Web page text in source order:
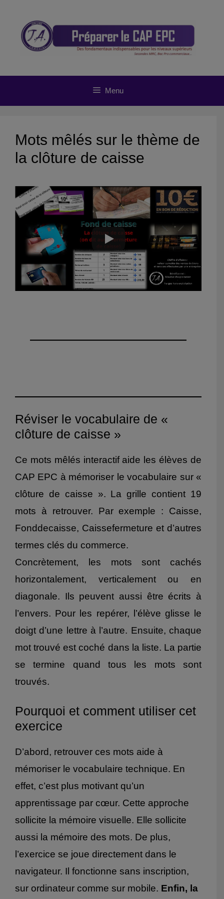
contenu
Menu
Mots mêlés sur le thème de
la clôture de caisse
Réviser le vocabulaire de «
clôture de caisse »
Ce mots mêlés interactif aide les élèves de
CAP EPC à mémoriser le vocabulaire sur «
clôture de caisse ». La grille contient 19
mots à retrouver. Par exemple : Caisse,
Fonddecaisse, Caissefermeture et d’autres
termes clés du commerce.
Concrètement, les mots sont cachés
horizontalement, verticalement ou en
diagonale. Ils peuvent aussi être écrits à
l’envers. Pour les repérer, l’élève glisse le
doigt d’une lettre à l’autre. Ensuite, chaque
mot trouvé est coché dans la liste. La partie
se termine quand tous les mots sont
trouvés.
Pourquoi et comment utiliser cet
exercice
D’abord, retrouver ces mots aide à
mémoriser le vocabulaire technique. En
effet, c’est plus motivant qu’un
apprentissage par cœur. Cette approche
sollicite la mémoire visuelle. Elle sollicite
aussi la mémoire des mots. De plus,
l’exercice se joue directement dans le
navigateur. Il fonctionne sans inscription,
sur ordinateur comme sur mobile. Enfin, la